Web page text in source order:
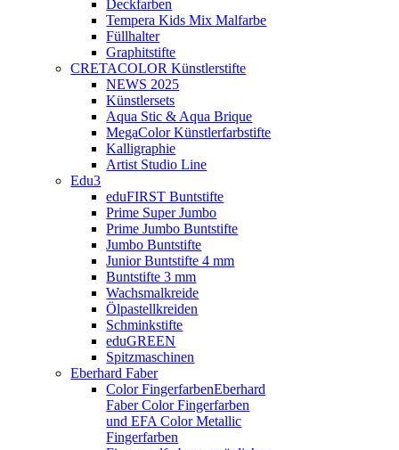
Deckfarben
Tempera Kids Mix Malfarbe
Füllhalter
Graphitstifte
CRETACOLOR Künstlerstifte
NEWS 2025
Künstlersets
Aqua Stic & Aqua Brique
MegaColor Künstlerfarbstifte
Kalligraphie
Artist Studio Line
Edu3
eduFIRST Buntstifte
Prime Super Jumbo
Prime Jumbo Buntstifte
Jumbo Buntstifte
Junior Buntstifte 4 mm
Buntstifte 3 mm
Wachsmalkreide
Ölpastellkreiden
Schminkstifte
eduGREEN
Spitzmaschinen
Eberhard Faber
Color FingerfarbenEberhard
Faber Color Fingerfarben
und EFA Color Metallic
Fingerfarben